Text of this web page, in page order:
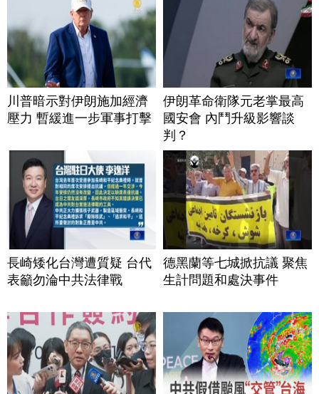
川普暗示對伊朗施加經濟
壓力 暫緩進一步軍事打擊
伊朗革命衛隊元老掌最高
國安會 內鬥升級影響談
判？
長崎矮化台灣遭質疑 台代
表籲勿淪中共法律戰
德黑蘭等七城掀抗議 聚焦
生計問題和處決事件